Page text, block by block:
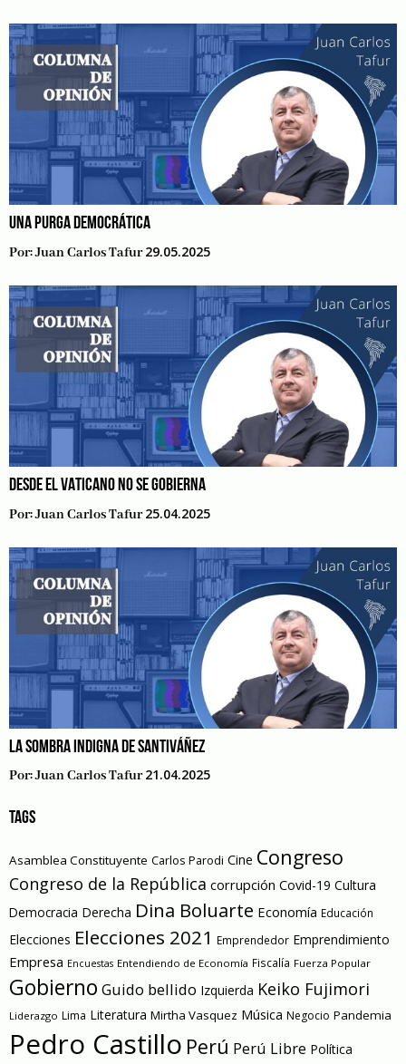
UNA PURGA DEMOCRÁTICA
Por:Juan Carlos Tafur 29.05.2025
DESDE EL VATICANO NO SE GOBIERNA
Por:Juan Carlos Tafur 25.04.2025
LA SOMBRA INDIGNA DE SANTIVÁÑEZ
Por:Juan Carlos Tafur 21.04.2025
TAGS
Asamblea Constituyente Carlos Parodi Cine Congreso
Congreso de la República corrupción Covid-19 Cultura
Democracia Derecha Dina Boluarte Economía Educación
Elecciones Elecciones 2021 Emprendedor Emprendimiento
Empresa Encuestas Entendiendo de Economía Fiscalía Fuerza Popular
Gobierno Guido bellido Izquierda Keiko Fujimori
Liderazgo Lima Literatura Mirtha Vasquez Música Negocio Pandemia
Pedro Castillo Perú Perú Libre Política